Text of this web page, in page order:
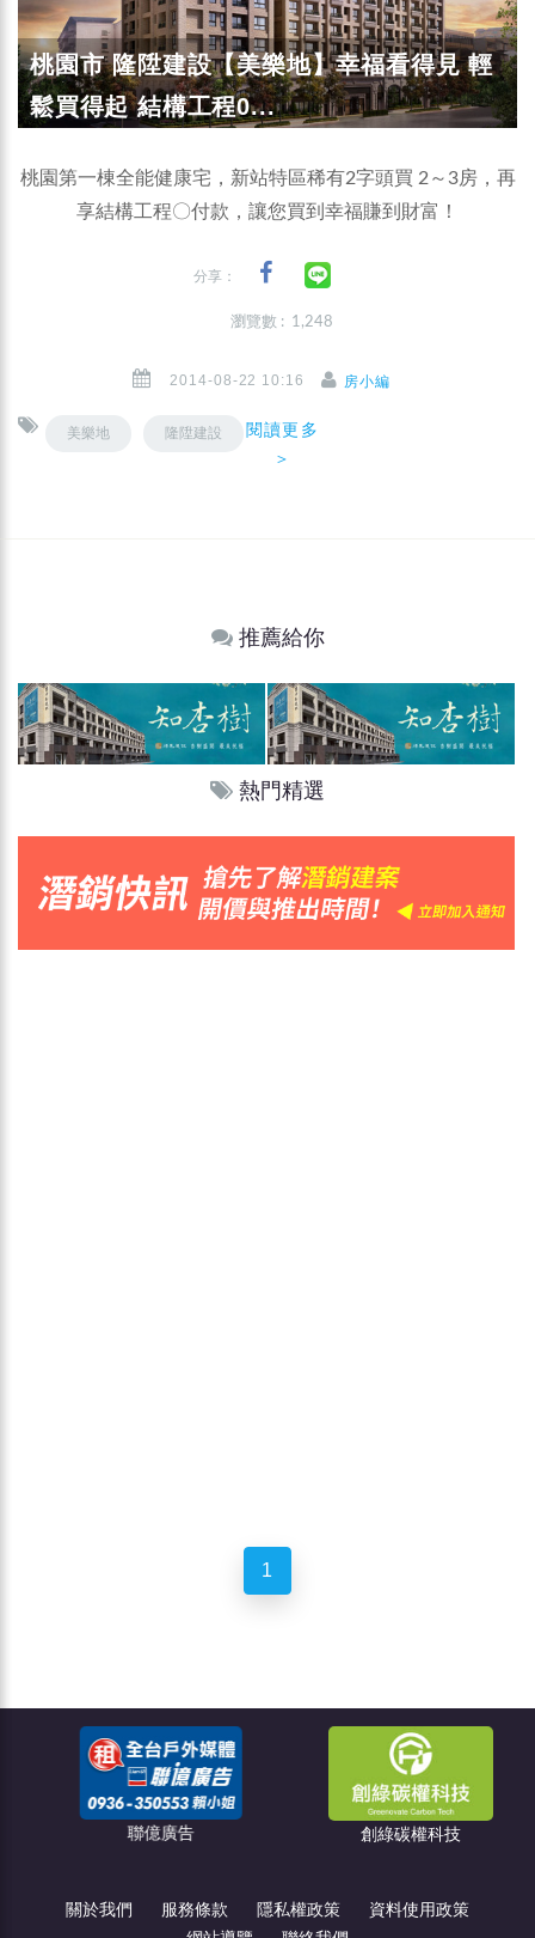
桃園市 隆陞建設【美樂地】幸福看得見 輕
鬆買得起 結構工程0...
桃園第一棟全能健康宅，新站特區稀有2字頭買 2～3房，再
享結構工程〇付款，讓您買到幸福賺到財富！
分享：
瀏覽數 : 1,248
2014-08-22 10:16 房小編
美樂地 隆陞建設
閱讀更多
＞
推薦給你
熱門精選
1
聯億廣告 創綠碳權科技
關於我們 服務條款 隱私權政策
資料使用政策